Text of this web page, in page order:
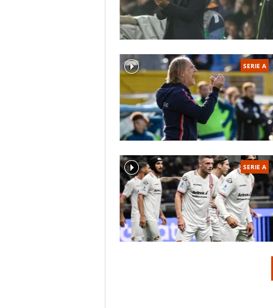
SERIE A
SERIE A